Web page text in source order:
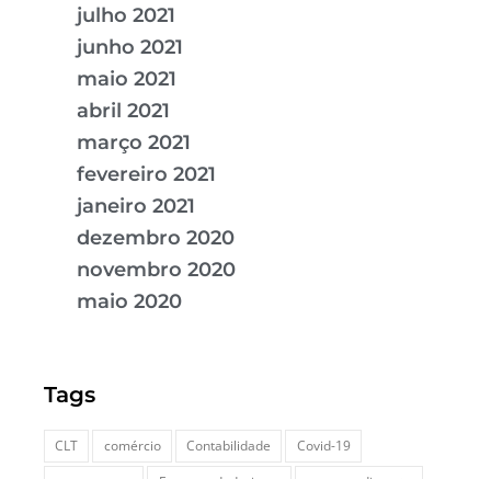
julho 2021
junho 2021
maio 2021
abril 2021
março 2021
fevereiro 2021
janeiro 2021
dezembro 2020
novembro 2020
maio 2020
Tags
CLT comércio Contabilidade
Covid-19